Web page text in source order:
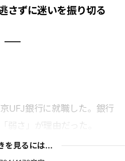
さずに迷いを振り切る
UFJ銀行に就職した。銀行
弱さ」が理由だった。
を見るには...